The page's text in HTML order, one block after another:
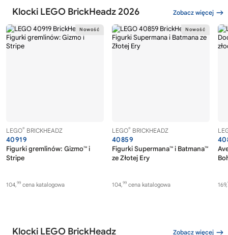
Klocki LEGO BrickHeadz 2026 Zobacz więcej
LEGO® BRICKHEADZ
40919
Figurki gremlinów: Gizmo™ i
Stripe
104,99 cena katalogowa
LEGO® BRICKHEADZ
40859
Figurki Supermana™ i Batmana™
ze Złotej Ery
104,99 cena katalogowa 169,
Klocki LEGO BrickHeadz Zobacz więcej